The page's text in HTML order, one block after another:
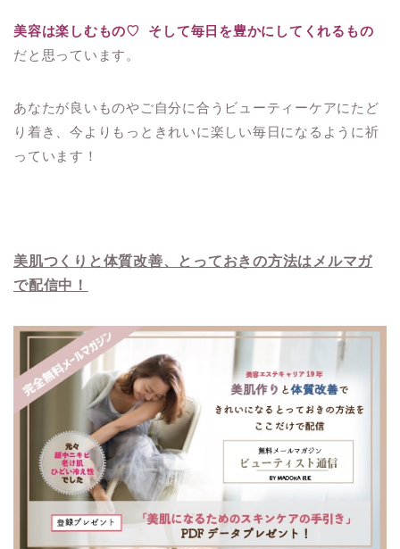
美容は楽しむもの♡ そして毎日を豊かにしてくれるもの
だと思っています。
あなたが良いものやご自分に合うビューティーケアにたど
り着き、今よりもっときれいに楽しい毎日になるように祈
っています！
美肌つくりと体質改善、とっておきの方法はメルマガ
で配信中！